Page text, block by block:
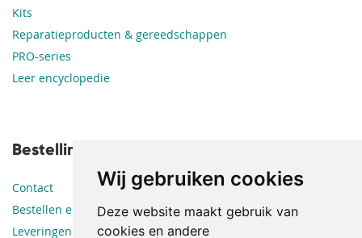
Wij gebruiken cookies
Deze website maakt gebruik van
cookies en andere
Kits
Reparatieproducten & gereedschappen
PRO-series
Leer encyclopedie
Bestellingen en leveringen
Contact
Bestellen en betalen
Leveringen